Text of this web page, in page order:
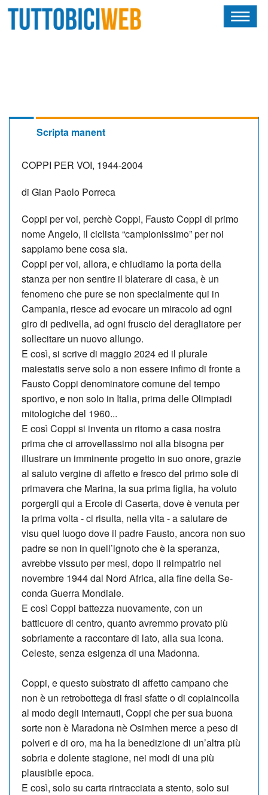
NEWSLETTER
Scripta manent
COPPI PER VOI, 1944-2004
di Gian Paolo Porreca
Coppi per voi, perchè Coppi, Fausto Coppi di primo
nome An­gelo, il ciclista “campionissimo” per noi
sappiamo bene cosa sia.
Coppi per voi, allora, e chiudiamo la porta della
stanza per non sentire il blaterare di casa, è un
fenomeno che pu­re se non specialmente qui in
Campania, riesce ad evocare un miracolo ad ogni
giro di pedivella, ad ogni fruscio del deragliatore per
sollecitare un nuovo allungo.
E così, si scrive di maggio 2024 ed il plurale
maiestatis serve solo a non essere infimo di fronte a
Fausto Coppi denominatore comune del tempo
sportivo, e non solo in Italia, prima delle Olim­piadi
mitologiche del 1960...
E così Coppi si inventa un ri­torno a casa nostra
prima che ci arrovellassimo noi alla bisogna per
illustrare un im­minente progetto in suo onore, grazie
al saluto vergine di affetto e fresco del pri­mo sole di
primavera che Ma­rina, la sua prima figlia, ha voluto
porgergli qui a Er­cole di Caserta, dove è venuta per
la prima volta - ci ri­sulta, nella vita - a salutare de
visu quel luogo dove il pa­dre Fausto, ancora non suo
padre se non in quell’ignoto che è la speranza,
avrebbe vissuto per mesi, do­po il reimpatrio nel
novembre 1944 dal Nord Africa, alla fine della Se­
conda Guerra Mondiale.
E così Coppi battezza nuovamente, con un
batticuore di centro, quanto avremmo provato più
sobriamente a raccontare di lato, alla sua icona.
Celeste, senza esigenza di una Madonna.
Coppi, e questo substrato di affetto campano che
non è un retrobottega di frasi sfatte o di copiaincolla
al modo degli internauti, Coppi che per sua buona
sorte non è Mara­dona nè Osimhen merce a peso di
polveri e di oro, ma ha la benedizione di un’altra più
sobria e dolente stagione, nei modi di una più
plausibile epoca.
E così, solo su carta rintracciata a stento, solo sui